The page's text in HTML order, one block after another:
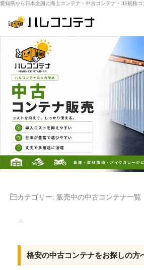
愛知県から日本全国に海上コンテナ・中古コンテナ・JIS規格
カテゴリー: 販売中の中古コンテナ一覧
格安の中古コンテナをお探しの方